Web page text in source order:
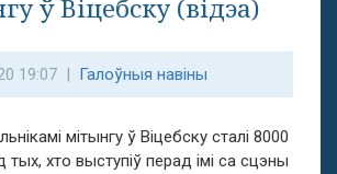
ў Віцебску (відэа)
19:07 | Галоўныя навіны
мітынгу ў Віцебску сталі 8000
тых, хто выступіў перад імі са сцэны